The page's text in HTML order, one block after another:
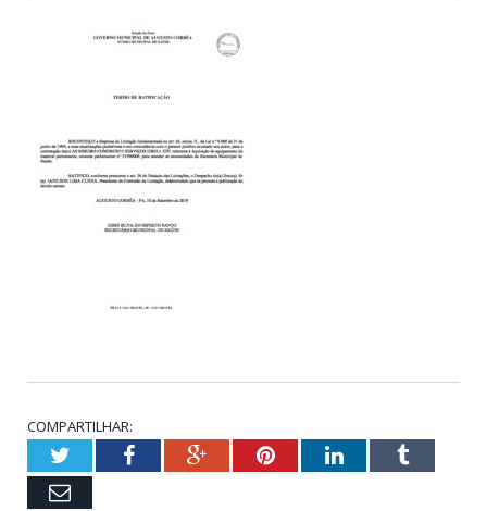
COMPARTILHAR:
TwitterFacebookGoogle+Pinterest
LinkedIn
Email